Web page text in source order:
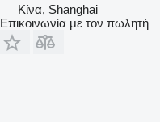
Κίνα, Shanghai
Επικοινωνία με τον πωλητή